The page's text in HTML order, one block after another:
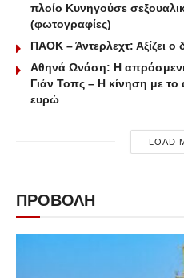
πλοίο Κυνηγούσε
(φωτογραφίες)
ΠΑΟΚ – Άντερλεχτ: Αξίζει
Αθηνά Ωνάση: Η απρόσμενη
Γιάν Τοπς – Η κίνηση με
ευρώ
LOAD
ΠΡΟΒΟΛΗ